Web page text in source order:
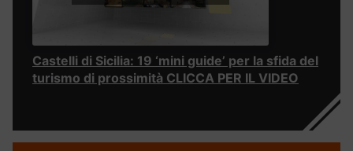
Castelli di Sicilia: 19 ‘mini guide’ per la sfida del
turismo di prossimità CLICCA PER IL VIDEO